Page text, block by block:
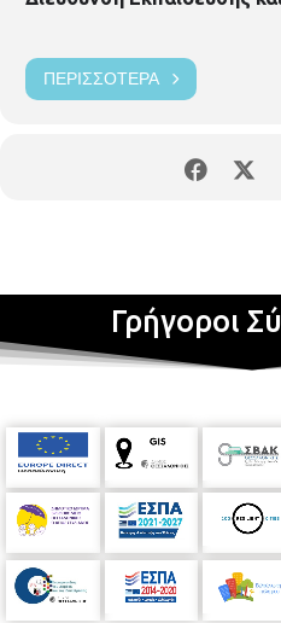
ΠΕΡΙΣΣΌΤΕΡΑ
Γρήγοροι